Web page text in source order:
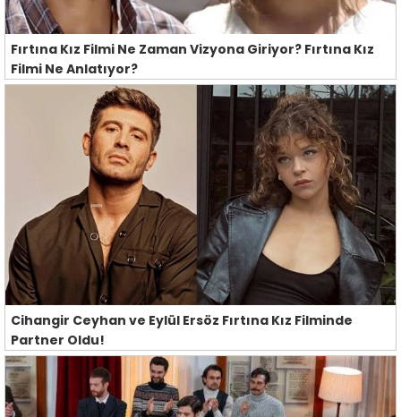
Fırtına Kız Filmi Ne Zaman Vizyona Giriyor? Fırtına Kız
Filmi Ne Anlatıyor?
Cihangir Ceyhan ve Eylül Ersöz Fırtına Kız Filminde
Partner Oldu!